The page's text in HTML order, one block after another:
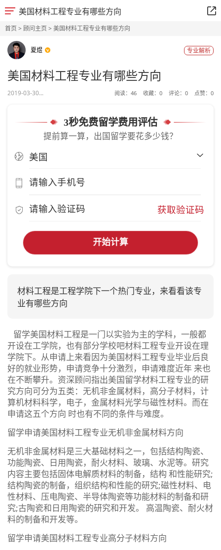
美国材料工程专业有哪些方向
首页> 顾问主页> 美国材料工程专业有哪些方向
夏煜 专业解析
美国材料工程专业有哪些方向
2019-03-30... 阅读： 46 收藏： 0 评论： 0 点赞： 0
3秒免费留学费用评估
提前算一算，出国留学要花多少钱？
获取验证码
开始计算
材料工程是工程学院下一个热门专业，来看看该专
业有哪些方向
留学美国材料工程是一门以实验为主的学科，一般都
开设在工学院，也有部分学校吧材料工程专业开设在理
学院下。从申请上来看因为美国材料工程专业毕业后良
好的就业形势，申请竞争十分激烈，申请难度近年 来也
在不断攀升。资深顾问指出美国留学材料工程专业的研
究方向可分为五类：无机非金属材料，高分子材料，计
算机材料科学，电子，金属材料光学与磁性材料。而在
申请这五个方向 时也有不同的条件与难度。
留学申请美国材料工程专业无机非金属材料方向
无机非金属材料是三大基础材料之一，包括结构陶瓷、
功能陶瓷、日用陶瓷，耐火材料、玻璃、水泥等。研究
内容主要包括固体电解质材料的制备，结构 和性能研究;
结构陶瓷的制备，组织结构和性能的研究;磁性材料、电
性材料、压电陶瓷、半导体陶瓷等功能材料的制备和研
究;古陶瓷和日用陶瓷的研究和开发。 高温陶瓷、耐火材
料的制备和开发等。
留学申请美国材料工程专业高分子材料方向